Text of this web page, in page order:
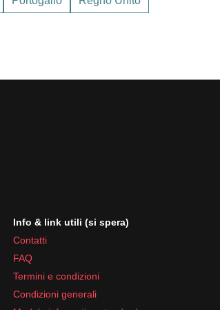
Info & link utili (si spera)
Contatti
FAQ
Termini e condizioni
Condizioni generali